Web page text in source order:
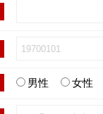
男性 女性